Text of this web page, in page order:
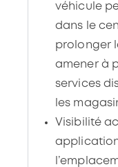
véhicule
dans le
prolonger
amener à
services
les
Visibilité